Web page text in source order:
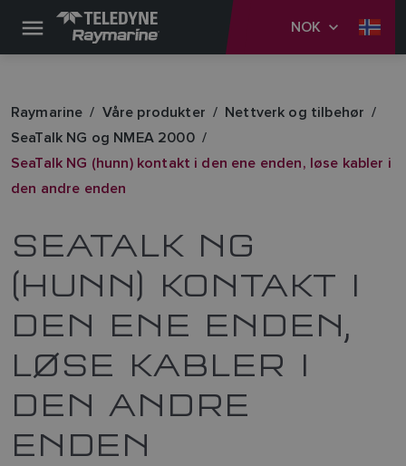
NOK
Raymarine Våre produkter
Nettverk og tilbehør
SeaTalk NG og NMEA 2000
SeaTalk NG (hunn) kontakt i den ene enden, løse kabler i
den andre enden
SEATALK NG
(HUNN) KONTAKT I
DEN ENE ENDEN,
LØSE KABLER I
DEN ANDRE
ENDEN